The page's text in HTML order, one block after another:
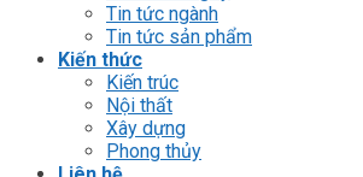
Tin tức ngành
Tin tức sản phẩm
Kiến thức
Kiến trúc
Nội thất
Xây dựng
Phong thủy